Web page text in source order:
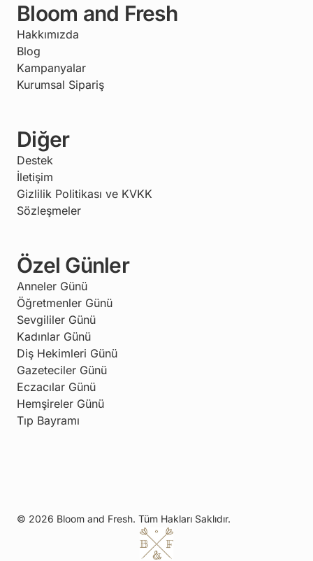
Bloom and Fresh
Hakkımızda
Blog
Kampanyalar
Kurumsal Sipariş
Diğer
Destek
İletişim
Gizlilik Politikası ve KVKK
Sözleşmeler
Özel Günler
Anneler Günü
Öğretmenler Günü
Sevgililer Günü
Kadınlar Günü
Diş Hekimleri Günü
Gazeteciler Günü
Eczacılar Günü
Hemşireler Günü
Tıp Bayramı
© 2026 Bloom and Fresh. Tüm Hakları Saklıdır.